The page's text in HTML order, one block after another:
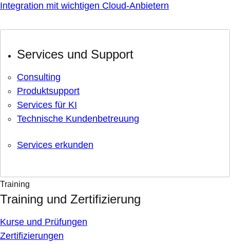
Integration mit wichtigen Cloud-Anbietern
Services und Support
Consulting
Produktsupport
Services für KI
Technische Kundenbetreuung
Services erkunden
Training
Training und Zertifizierung
Kurse und Prüfungen
Zertifizierungen